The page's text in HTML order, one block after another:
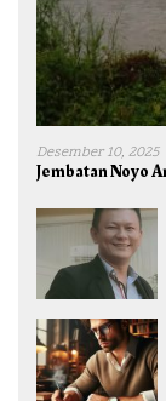
Desember 10, 2025
Jembatan Noyo